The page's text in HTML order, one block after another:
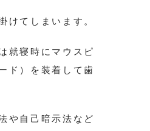
けてしまいます。
就寝時にマウスピ
ド）を装着して歯
や自己暗示法など